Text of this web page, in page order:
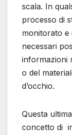
scala. In
processo di
monitorato
necessari
informazioni
o del
d’occhio.
Questa
concetto di